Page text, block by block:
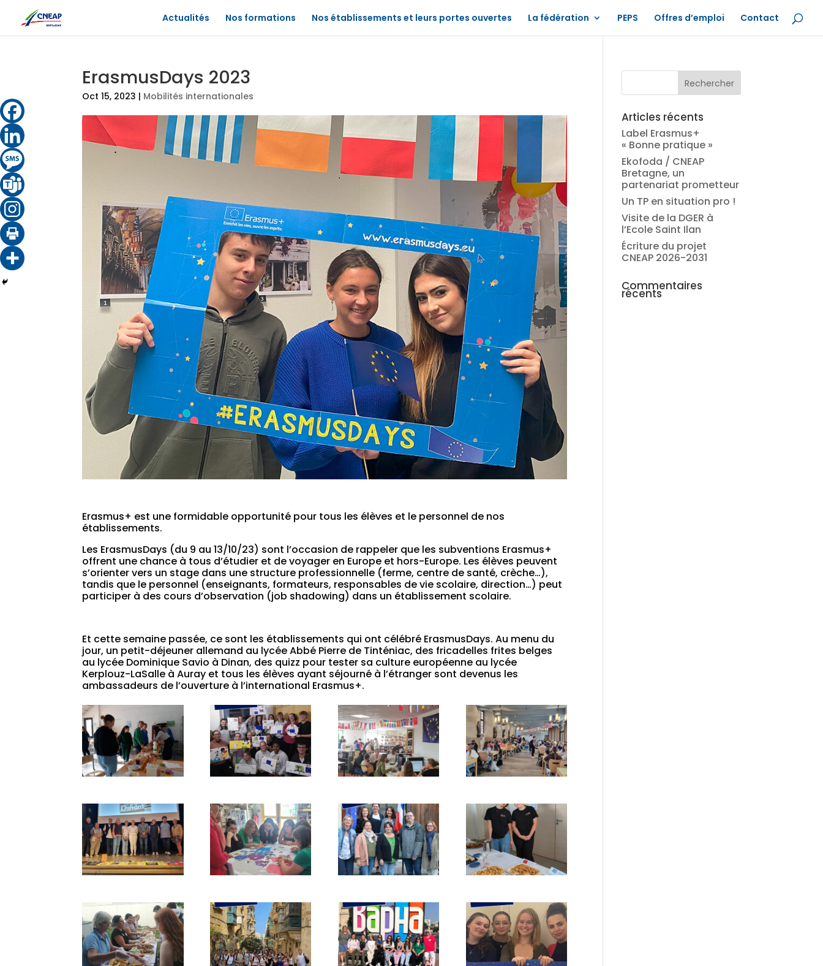
Actualités Nos formations Nos établissements et leurs portes ouvertes La fédération PEPS Offres d’emploi Contact
ErasmusDays 2023
Oct 15, 2023 | Mobilités internationales
Erasmus+ est une formidable opportunité pour tous les élèves et le personnel de nos
établissements.
Les ErasmusDays (du 9 au 13/10/23) sont l’occasion de rappeler que les subventions Erasmus+
offrent une chance à tous d’étudier et de voyager en Europe et hors-Europe. Les élèves peuvent
s’orienter vers un stage dans une structure professionnelle (ferme, centre de santé, crèche…),
tandis que le personnel (enseignants, formateurs, responsables de vie scolaire, direction…) peut
participer à des cours d’observation (job shadowing) dans un établissement scolaire.
Et cette semaine passée, ce sont les établissements qui ont célébré ErasmusDays. Au menu du
jour, un petit-déjeuner allemand au lycée Abbé Pierre de Tinténiac, des fricadelles frites belges
au lycée Dominique Savio à Dinan, des quizz pour tester sa culture européenne au lycée
Kerplouz-LaSalle à Auray et tous les élèves ayant séjourné à l’étranger sont devenus les
ambassadeurs de l’ouverture à l’international Erasmus+.
Articles récents
Label Erasmus+
« Bonne pratique »
Ekofoda / CNEAP
Bretagne, un
partenariat prometteur
Un TP en situation pro !
Visite de la DGER à
l’Ecole Saint Ilan
Écriture du projet
CNEAP 2026-2031
Commentaires
récents